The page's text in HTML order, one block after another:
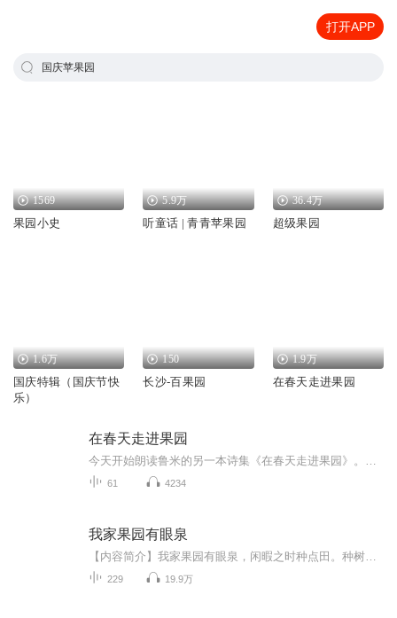
打开APP
国庆苹果园
1569
果园小史
5.9万
听童话 | 青青苹果园
36.4万
超级果园
1.6万
国庆特辑（国庆节快
乐）
150
长沙-百果园
1.9万
在春天走进果园
在春天走进果园
61 4234
我家果园有眼泉
229 19.9万